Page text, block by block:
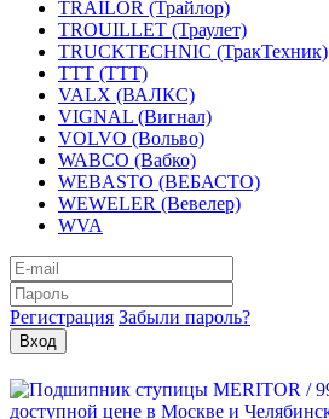
TRAILOR (Трайлор)
TROUILLET (Траулет)
TRUCKTECHNIC (ТракТехник)
TTT (ТТТ)
VALX (ВАЛКС)
VIGNAL (Вигнал)
VOLVO (Вольво)
WABCO (Вабко)
WEBASTO (ВЕБАСТО)
WEWELER (Вевелер)
WVA
Регистрация Забыли пароль?